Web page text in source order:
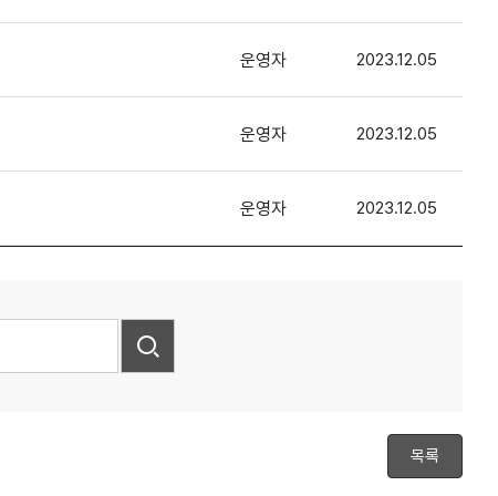
운영자 2023.12.05
운영자 2023.12.05
운영자 2023.12.05
목록